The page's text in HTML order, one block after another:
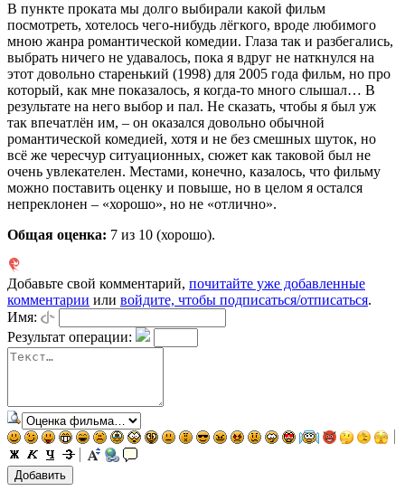
В пункте проката мы долго выбирали какой фильм
посмотреть, хотелось чего-нибудь лёгкого, вроде любимого
мною жанра романтической комедии. Глаза так и разбегались,
выбрать ничего не удавалось, пока я вдруг не наткнулся на
этот довольно старенький (1998) для 2005 года фильм, но про
который, как мне показалось, я когда-то много слышал… В
результате на него выбор и пал. Не сказать, чтобы я был уж
так впечатлён им, – он оказался довольно обычной
романтической комедией, хотя и не без смешных шуток, но
всё же чересчур ситуационных, сюжет как таковой был не
очень увлекателен. Местами, конечно, казалось, что фильму
можно поставить оценку и повыше, но в целом я остался
непреклонен – «хорошо», но не «отлично».
Общая оценка: 7 из 10 (хорошо).
Добавьте свой комментарий, почитайте уже добавленные
комментарии или войдите, чтобы подписаться/отписаться.
Имя:
Результат операции: